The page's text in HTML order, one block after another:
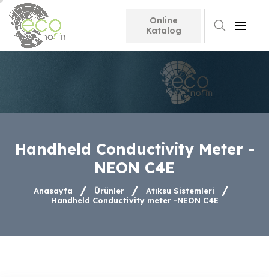
Online
Katalog
Search
Handheld Conductivity Meter -
NEON C4E
Anasayfa Ürünler
Atıksu Sistemleri
Handheld Conductivity meter -NEON C4E